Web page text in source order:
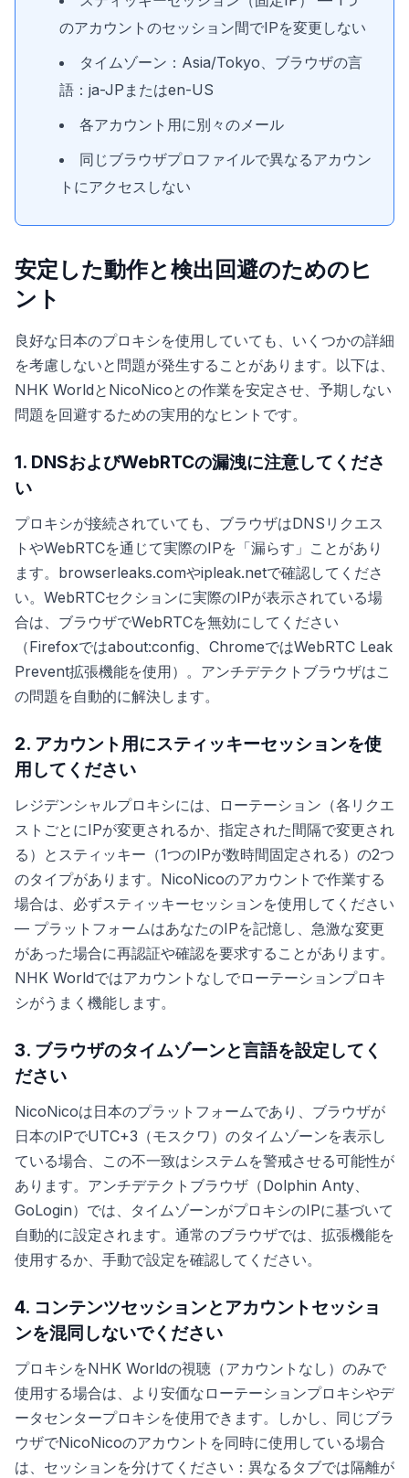
のアカウントのセッション間でIPを変更しない
タイムゾーン：Asia/Tokyo、ブラウザの言
語：ja-JPまたはen-US
各アカウント用に別々のメール
同じブラウザプロファイルで異なるアカウン
トにアクセスしない
安定した動作と検出回避のためのヒ
ント
良好な日本のプロキシを使用していても、いくつかの詳細
を考慮しないと問題が発生することがあります。以下は、
NHK WorldとNicoNicoとの作業を安定させ、予期しない
問題を回避するための実用的なヒントです。
1. DNSおよびWebRTCの漏洩に注意してくださ
い
プロキシが接続されていても、ブラウザはDNSリクエス
トやWebRTCを通じて実際のIPを「漏らす」ことがあり
ます。browserleaks.comやipleak.netで確認してくださ
い。WebRTCセクションに実際のIPが表示されている場
合は、ブラウザでWebRTCを無効にしてください
（Firefoxではabout:config、ChromeではWebRTC Leak
Prevent拡張機能を使用）。アンチデテクトブラウザはこ
の問題を自動的に解決します。
2. アカウント用にスティッキーセッションを使
用してください
レジデンシャルプロキシには、ローテーション（各リクエ
ストごとにIPが変更されるか、指定された間隔で変更され
る）とスティッキー（1つのIPが数時間固定される）の2つ
のタイプがあります。NicoNicoのアカウントで作業する
場合は、必ずスティッキーセッションを使用してください
— プラットフォームはあなたのIPを記憶し、急激な変更
があった場合に再認証や確認を要求することがあります。
NHK Worldではアカウントなしでローテーションプロキ
シがうまく機能します。
3. ブラウザのタイムゾーンと言語を設定してく
ださい
NicoNicoは日本のプラットフォームであり、ブラウザが
日本のIPでUTC+3（モスクワ）のタイムゾーンを表示し
ている場合、この不一致はシステムを警戒させる可能性が
あります。アンチデテクトブラウザ（Dolphin Anty、
GoLogin）では、タイムゾーンがプロキシのIPに基づいて
自動的に設定されます。通常のブラウザでは、拡張機能を
使用するか、手動で設定を確認してください。
4. コンテンツセッションとアカウントセッショ
ンを混同しないでください
プロキシをNHK Worldの視聴（アカウントなし）のみで
使用する場合は、より安価なローテーションプロキシやデ
ータセンタープロキシを使用できます。しかし、同じブラ
ウザでNicoNicoのアカウントを同時に使用している場合
は、セッションを分けてください：異なるタブでは隔離が